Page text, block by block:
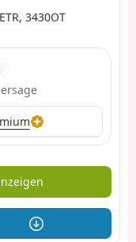
3430OT